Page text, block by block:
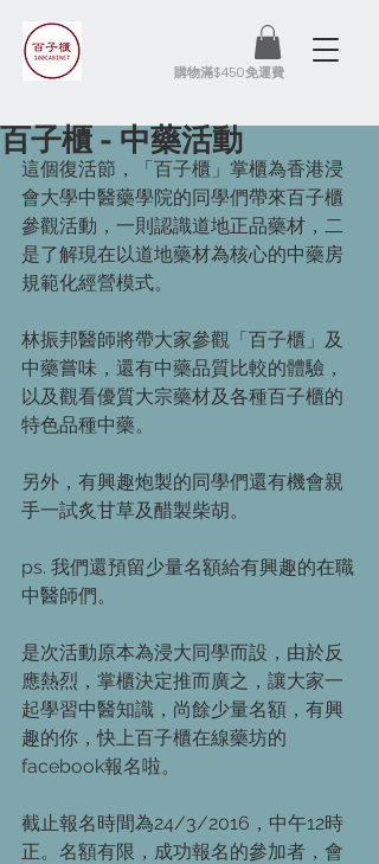
​購物滿$450免運費
百子櫃 - 中藥活動
這個復活節，「百子櫃」掌櫃為香港浸
會大學中醫藥學院的同學們帶來百子櫃
參觀活動，一則認識道地正品藥材，二
是了解現在以道地藥材為核心的中藥房
規範化經營模式。
林振邦醫師將帶大家參觀「百子櫃」及
中藥嘗味，還有中藥品質比較的體驗，
以及觀看優質大宗藥材及各種百子櫃的
特色品種中藥。
另外，有興趣炮製的同學們還有機會親
手一試炙甘草及醋製柴胡。
ps. 我們還預留少量名額給有興趣的在職
中醫師們。
是次活動原本為浸大同學而設，由於反
應熱烈，掌櫃決定推而廣之，讓大家一
起學習中醫知識，尚餘少量名額，有興
趣的你，快上百子櫃在線藥坊的
facebook報名啦。
截止報名時間為24/3/2016，中午12時
正。名額有限，成功報名的參加者，會